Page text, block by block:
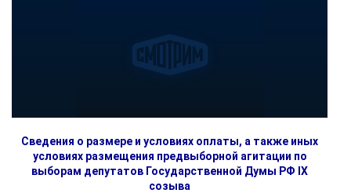
Сведения о размере и условиях оплаты, а также иных
условиях размещения предвыборной агитации по
выборам депутатов Государственной Думы РФ IX
созыва